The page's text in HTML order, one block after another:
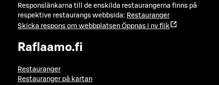
Responslänkarna till de enskilda restaurangerna finns på
respektive restaurangs webbsida: Restauranger
Skicka respons om webbplatsen Öppnas i ny flik
Raflaamo.fi
Restauranger
Restauranger på kartan